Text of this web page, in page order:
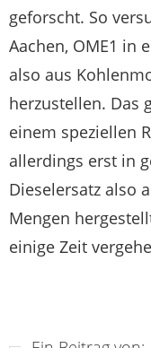
geforscht. So
Aachen, OME1 in
also aus
herzustellen. Das
einem speziellen
allerdings erst in
Dieselersatz also
Mengen
einige Zeit